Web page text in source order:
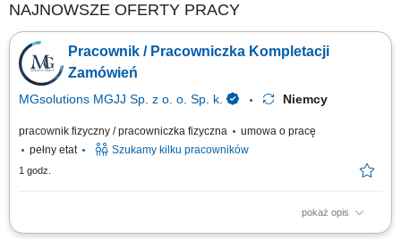
NAJNOWSZE OFERTY PRACY
Pracownik / Pracowniczka Kompletacji
Zamówień
MGsolutions MGJJ Sp. z o. o. Sp. k. Niemcy
pracownik fizyczny / pracowniczka fizyczna
umowa o pracę
pełny etat
Szukamy kilku pracowników
1 godz.
pokaż opis
Zakres obowiązków: Kompletowanie zamówień zgodnie z